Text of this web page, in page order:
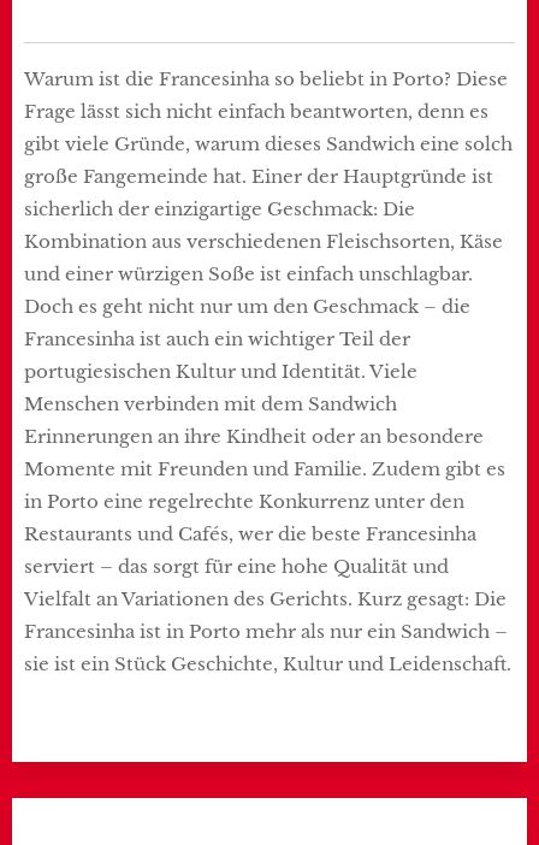
Warum ist die Francesinha so beliebt in Porto? Diese
Frage lässt sich nicht einfach beantworten, denn es
gibt viele Gründe, warum dieses Sandwich eine solch
große Fangemeinde hat. Einer der Hauptgründe ist
sicherlich der einzigartige Geschmack: Die
Kombination aus verschiedenen Fleischsorten, Käse
und einer würzigen Soße ist einfach unschlagbar.
Doch es geht nicht nur um den Geschmack – die
Francesinha ist auch ein wichtiger Teil der
portugiesischen Kultur und Identität. Viele
Menschen verbinden mit dem Sandwich
Erinnerungen an ihre Kindheit oder an besondere
Momente mit Freunden und Familie. Zudem gibt es
in Porto eine regelrechte Konkurrenz unter den
Restaurants und Cafés, wer die beste Francesinha
serviert – das sorgt für eine hohe Qualität und
Vielfalt an Variationen des Gerichts. Kurz gesagt: Die
Francesinha ist in Porto mehr als nur ein Sandwich –
sie ist ein Stück Geschichte, Kultur und Leidenschaft.